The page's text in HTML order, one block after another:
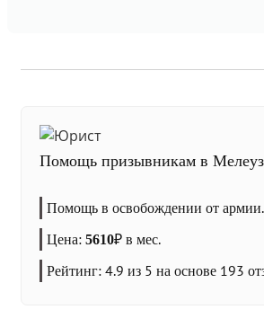
Помощь призывникам в
Помощь в освобождении от армии.
Цена: 5610₽ в мес.
Рейтинг: 4.9 из 5 на основе 193